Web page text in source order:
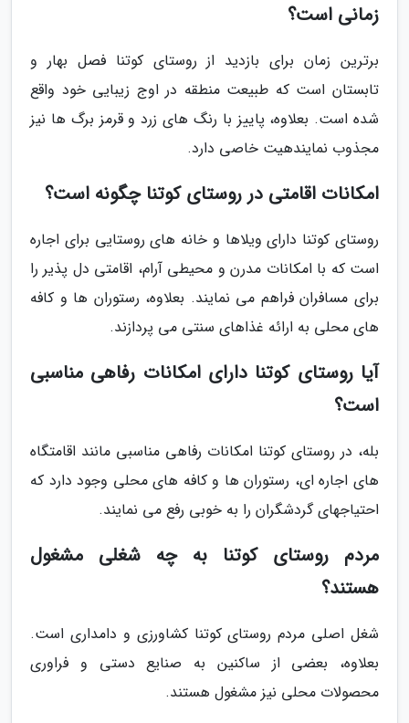
زمانی است؟
برترین زمان برای بازدید از روستای کوتنا فصل بهار و
تابستان است که طبیعت منطقه در اوج زیبایی خود واقع
شده است. بعلاوه، پاییز با رنگ های زرد و قرمز برگ ها نیز
مجذوب نمایندهیت خاصی دارد.
امکانات اقامتی در روستای کوتنا چگونه است؟
روستای کوتنا دارای ویلاها و خانه های روستایی برای اجاره
است که با امکانات مدرن و محیطی آرام، اقامتی دل پذیر را
برای مسافران فراهم می نمایند. بعلاوه، رستوران ها و کافه
های محلی به ارائه غذاهای سنتی می پردازند.
آیا روستای کوتنا دارای امکانات رفاهی مناسبی
است؟
بله، در روستای کوتنا امکانات رفاهی مناسبی مانند اقامتگاه
های اجاره ای، رستوران ها و کافه های محلی وجود دارد که
احتیاجهای گردشگران را به خوبی رفع می نمایند.
مردم روستای کوتنا به چه شغلی مشغول
هستند؟
شغل اصلی مردم روستای کوتنا کشاورزی و دامداری است.
بعلاوه، بعضی از ساکنین به صنایع دستی و فراوری
محصولات محلی نیز مشغول هستند.